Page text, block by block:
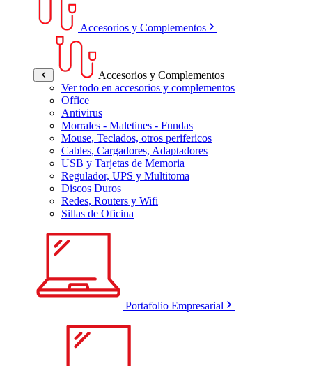
Accesorios y Complementos
Accesorios y Complementos
Ver todo en accesorios y complementos
Office
Antivirus
Morrales - Maletines - Fundas
Mouse, Teclados, otros perifericos
Cables, Cargadores, Adaptadores
USB y Tarjetas de Memoria
Regulador, UPS y Multitoma
Discos Duros
Redes, Routers y Wifi
Sillas de Oficina
Portafolio Empresarial